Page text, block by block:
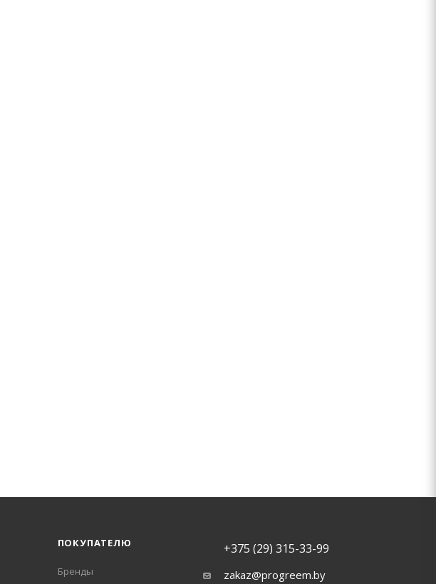
ПОКУПАТЕЛЮ
Бренды
+375 (29) 315-33-99
zakaz@progreem.by